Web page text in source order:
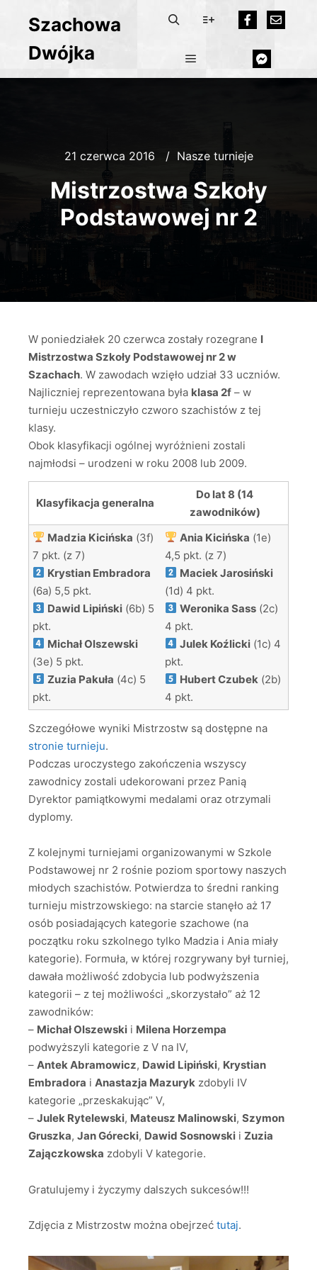
Szachowa
Dwójka
21 czerwca 2016 Nasze turnieje
Mistrzostwa Szkoły
Podstawowej nr 2
W poniedziałek 20 czerwca zostały rozegrane I
Mistrzostwa Szkoły Podstawowej nr 2 w
Szachach. W zawodach wzięło udział 33 uczniów.
Najliczniej reprezentowana była klasa 2f – w
turnieju uczestniczyło czworo szachistów z tej
klasy.
Obok klasyfikacji ogólnej wyróżnieni zostali
najmłodsi – urodzeni w roku 2008 lub 2009.
Klasyfikacja generalna
Do lat 8 (14
zawodników)
Madzia Kicińska (3f)
7 pkt. (z 7)
Krystian Embradora
(6a) 5,5 pkt.
Dawid Lipiński (6b) 5
pkt.
Michał Olszewski
(3e) 5 pkt.
Zuzia Pakuła (4c) 5
pkt.
Ania Kicińska (1e)
4,5 pkt. (z 7)
Maciek Jarosiński
(1d) 4 pkt.
Weronika Sass (2c)
4 pkt.
Julek Koźlicki (1c) 4
pkt.
Hubert Czubek (2b)
4 pkt.
Szczegółowe wyniki Mistrzostw są dostępne na
stronie turnieju.
Podczas uroczystego zakończenia wszyscy
zawodnicy zostali udekorowani przez Panią
Dyrektor pamiątkowymi medalami oraz otrzymali
dyplomy.
Z kolejnymi turniejami organizowanymi w Szkole
Podstawowej nr 2 rośnie poziom sportowy naszych
młodych szachistów. Potwierdza to średni ranking
turnieju mistrzowskiego: na starcie stanęło aż 17
osób posiadających kategorie szachowe (na
początku roku szkolnego tylko Madzia i Ania miały
kategorie). Formuła, w której rozgrywany był turniej,
dawała możliwość zdobycia lub podwyższenia
kategorii – z tej możliwości „skorzystało” aż 12
zawodników:
– Michał Olszewski i Milena Horzempa
podwyższyli kategorie z V na IV,
– Antek Abramowicz, Dawid Lipiński, Krystian
Embradora i Anastazja Mazuryk zdobyli IV
kategorie „przeskakując” V,
– Julek Rytelewski, Mateusz Malinowski, Szymon
Gruszka, Jan Górecki, Dawid Sosnowski i Zuzia
Zajączkowska zdobyli V kategorie.
Gratulujemy i życzymy dalszych sukcesów!!!
Zdjęcia z Mistrzostw można obejrzeć tutaj.